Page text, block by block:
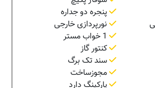
پنجره دو جداره
نورپردازی خارجی
کنتور گاز
سند تک برگ
مجوزساخت
پارکینگ دارد